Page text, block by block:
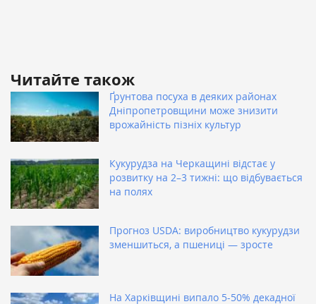
Читайте також
Ґрунтова посуха в деяких районах
Дніпропетровщини може знизити
врожайність пізніх культур
Кукурудза на Черкащині відстає у
розвитку на 2–3 тижні: що відбувається
на полях
Прогноз USDA: виробництво кукурудзи
зменшиться, а пшениці — зросте
На Харківщині випало 5-50% декадної